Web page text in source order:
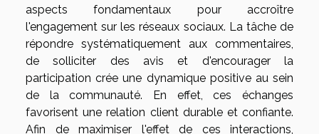
aspects fondamentaux pour accroître
l'engagement sur les réseaux sociaux. La tâche de
répondre systématiquement aux commentaires,
de solliciter des avis et d'encourager la
participation crée une dynamique positive au sein
de la communauté. En effet, ces échanges
favorisent une relation client durable et confiante.
Afin de maximiser l'effet de ces interactions,